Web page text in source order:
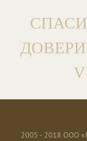
2005 - 2018 ООО